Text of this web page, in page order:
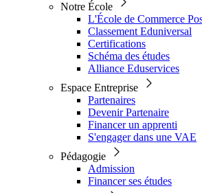
Notre École
L'École de Commerce
Classement Eduniversal
Certifications
Schéma des études
Alliance Eduservices
Espace Entreprise
Partenaires
Devenir Partenaire
Financer un apprenti
S'engager dans une VAE
Pédagogie
Admission
Financer ses études